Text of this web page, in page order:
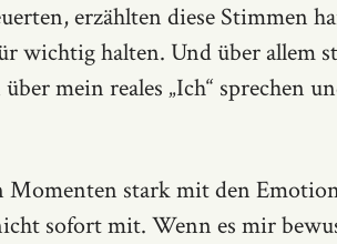
erzählten diese Stimmen
wichtig halten. Und über allem
mein reales „Ich“ sprechen
Momenten stark mit den
sofort mit. Wenn es mir